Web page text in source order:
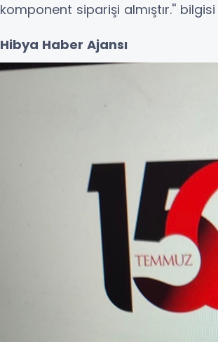
komponent siparişi almıştır.'' bilgisi
Hibya Haber Ajansı